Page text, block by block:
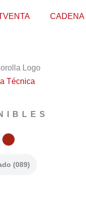
CADENA
(089)